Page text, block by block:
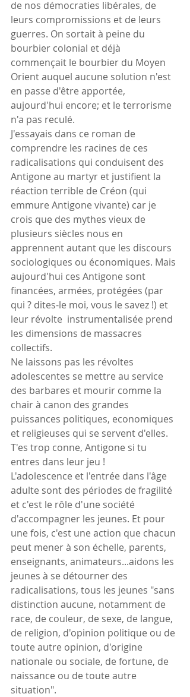
de nos démocraties libérales, de
leurs compromissions et de leurs
guerres. On sortait à peine du
bourbier colonial et déjà
commençait le bourbier du Moyen
Orient auquel aucune solution n'est
en passe d'être apportée,
aujourd'hui encore; et le terrorisme
n'a pas reculé.
J'essayais dans ce roman de
comprendre les racines de ces
radicalisations qui conduisent des
Antigone au martyr et justifient la
réaction terrible de Créon (qui
emmure Antigone vivante) car je
crois que des mythes vieux de
plusieurs siècles nous en
apprennent autant que les discours
sociologiques ou économiques. Mais
aujourd'hui ces Antigone sont
financées, armées, protégées (par
qui ? dites-le moi, vous le savez !) et
leur révolte  instrumentalisée prend
les dimensions de massacres
collectifs.
Ne laissons pas les révoltes
adolescentes se mettre au service
des barbares et mourir comme la
chair à canon des grandes
puissances politiques, economiques
et religieuses qui se servent d'elles.
T'es trop conne, Antigone si tu
entres dans leur jeu !
L'adolescence et l'entrée dans l'âge
adulte sont des périodes de fragilité
et c'est le rôle d'une société
d'accompagner les jeunes. Et pour
une fois, c'est une action que chacun
peut mener à son échelle, parents,
enseignants, animateurs...aidons les
jeunes à se détourner des
radicalisations, tous les jeunes "sans
distinction aucune, notamment de
race, de couleur, de sexe, de langue,
de religion, d'opinion politique ou de
toute autre opinion, d'origine
nationale ou sociale, de fortune, de
naissance ou de toute autre
situation".